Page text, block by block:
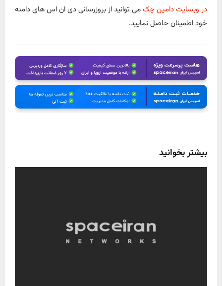
در وبسایت دامین چکمی توانید از بروزرسانی دی ان اس های دامنه
خود اطمینان حاصل نمایید.
بیشتر بخوانید